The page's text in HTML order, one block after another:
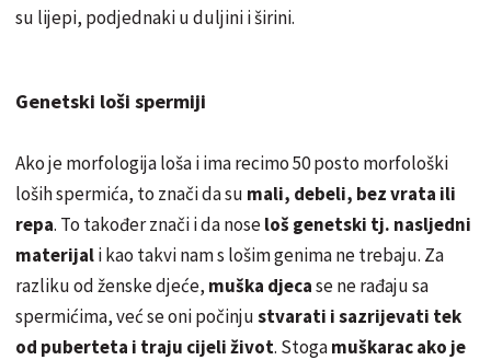
su lijepi, podjednaki u duljini i širini.
Genetski loši spermiji
Ako je morfologija loša i ima recimo 50 posto morfološki
loših spermića, to znači da su mali, debeli, bez vrata ili
repa. To također znači i da noseloš genetski tj. nasljedni
materijali kao takvi nam s lošim genima ne trebaju. Za
razliku od ženske djeće, muška djecase ne rađaju sa
spermićima, već se oni počinjustvarati i sazrijevati tek
od puberteta i traju cijeli život. Stogamuškarac ako je